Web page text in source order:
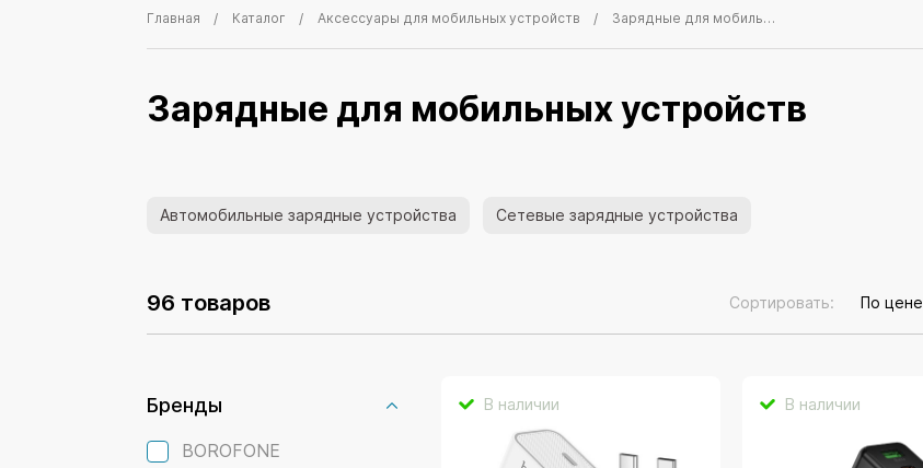
Главная Каталог Аксессуары для мобильных устройств Зарядные для мобильных устройств
Зарядные для мобильных устройств
Автомобильные зарядные устройства Сетевые зарядные устройства
96 товаров Сортировать: По цене
Бренды
BOROFONE
В наличии В наличии